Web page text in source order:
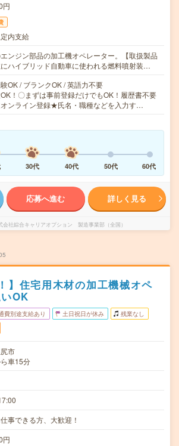
円
内支給
ンジン部品の加工機オペレーター。【取扱製品
ハイブリッド自動車に使われる燃料噴射装…
OK / ブランクOK / 英語力不要
！〇まずは事前登録だけでもOK！履歴書不要
ンライン登録★氏名・職種などを入力す…
30代 40代 50代 60代
応募へ進む 詳しく見る
会社綜合キャリアオプション 製造事業部（全国）
】住宅用木材の加工機械オペ
OK
費別途支給あり 土日祝日が休み 残業なし
市
車15分
事できる方、大歓迎！
円